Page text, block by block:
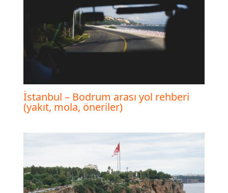
İstanbul – Bodrum arası yol rehberi
(yakıt, mola, öneriler)